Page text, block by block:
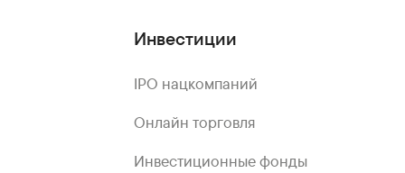
Инвестиции
IPO нацкомпаний
Онлайн торговля
Инвестиционные фонды